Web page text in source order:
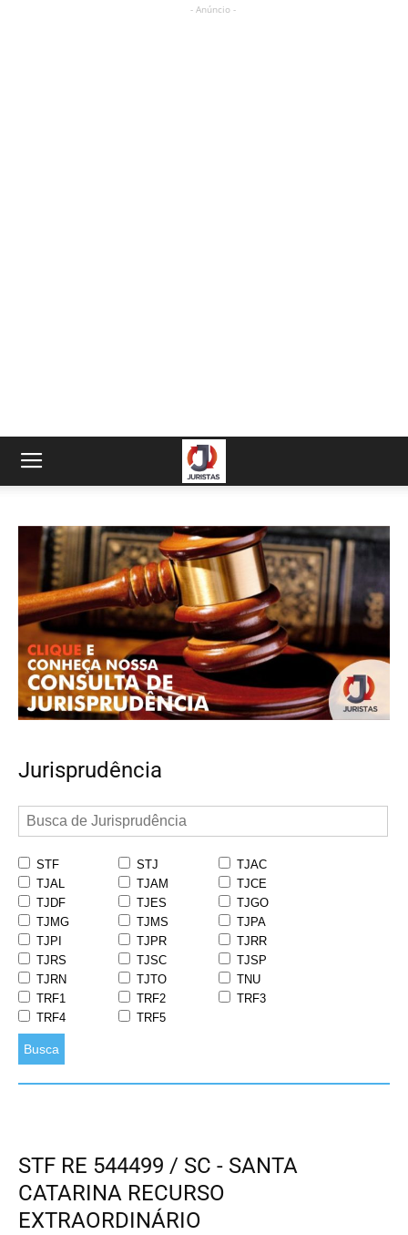
- Anúncio -
Jurisprudência
STF STJ
TJAC
TJAL
TJAM
TJCE
TJDF
TJES
TJGO
TJMG
TJMS
TJPA
TJPI
TJPR
TJRR
TJRS
TJSC
TJSP
TJRN
TJTO
TNU
TRF1
TRF2
TRF3
TRF4
TRF5
Busca
STF RE 544499 / SC - SANTA
CATARINA RECURSO
EXTRAORDINÁRIO